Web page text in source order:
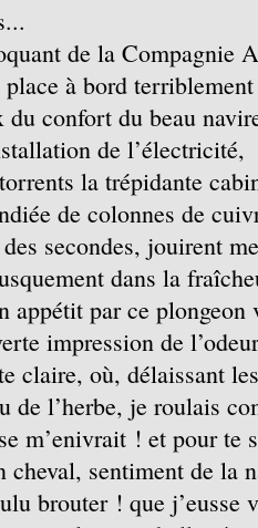
de la Compagnie
à bord
du confort du beau
de l’électricité,
la trépidante
de colonnes de
secondes, jouirent
dans la
appétit par ce plongeon
impression de
claire, où, délaissant
de l’herbe, je roulais
m’enivrait ! et pour te
cheval, sentiment de la
brouter ! que j’eusse